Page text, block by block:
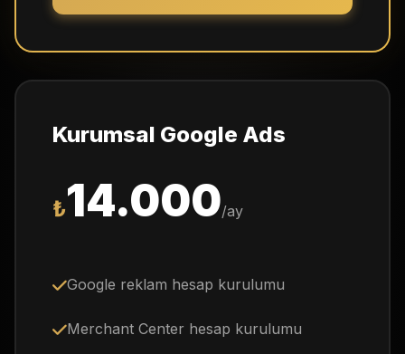
Kurumsal Google Ads
₺14.000/ay
Google reklam hesap kurulumu
Merchant Center hesap kurulumu